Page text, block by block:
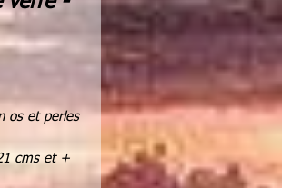
os et perles
cms et +
de cuir et